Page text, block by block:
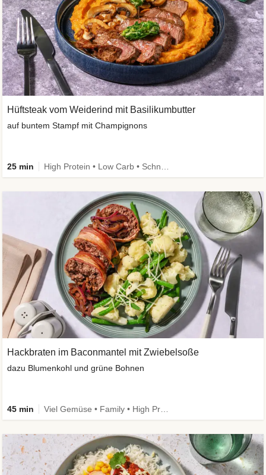
Hüftsteak vom Weiderind mit Basilikumbutter
auf buntem Stampf mit Champignons
25 min
Hackbraten im Baconmantel mit Zwiebelsoße
dazu Blumenkohl und grüne Bohnen
45 min